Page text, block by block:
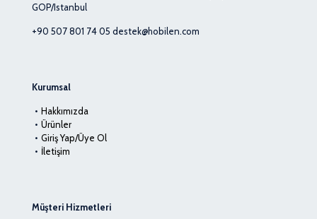
GOP/Istanbul
+90 507 801 74 05 destek@hobilen.com
Kurumsal
Hakkımızda
Ürünler
Giriş Yap/Üye Ol
İletişim
Müşteri Hizmetleri